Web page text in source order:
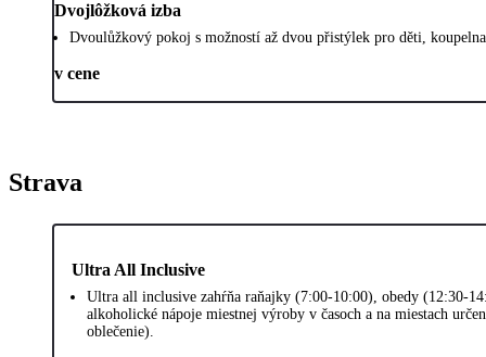
Dvojlôžková izba
Dvoulůžkový pokoj s možností až dvou přistýlek pro děti,
v cene
Strava
Ultra All Inclusive
Ultra all inclusive zahŕňa raňajky (7:00-10:00), obedy (12:30-
alkoholické nápoje miestnej výroby v časoch a na miestach
oblečenie).